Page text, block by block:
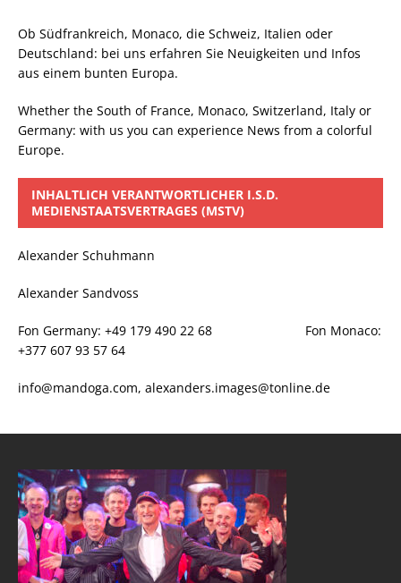
Ob Südfrankreich, Monaco, die Schweiz, Italien oder
Deutschland: bei uns erfahren Sie Neuigkeiten und Infos
aus einem bunten Europa.
Whether the South of France, Monaco, Switzerland, Italy or
Germany: with us you can experience News from a colorful
Europe.
INHALTLICH VERANTWORTLICHER I.S.D.
MEDIENSTAATSVERTRAGES (MSTV)
Alexander Schuhmann
Alexander Sandvoss
Fon Germany: +49 179 490 22 68 Fon Monaco:
+377 607 93 57 64
info@mandoga.com, alexanders.images@tonline.de